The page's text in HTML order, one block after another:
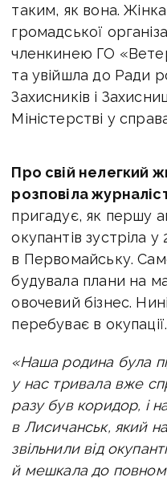
таким, як вона.
громадської
членкинею ГО
та увійшла до Ради
Захисників і
Міністерстві у
Про свій нелегкий
розповіла
пригадує, як першу
окупантів зустріла у
в Первомайську.
будувала плани на
овочевий бізнес.
перебуває в окупації.
«Наша родина була
у нас тривала вже
разу був коридор, і
в Лисичанськ, який
звільнили від
й мешкала до